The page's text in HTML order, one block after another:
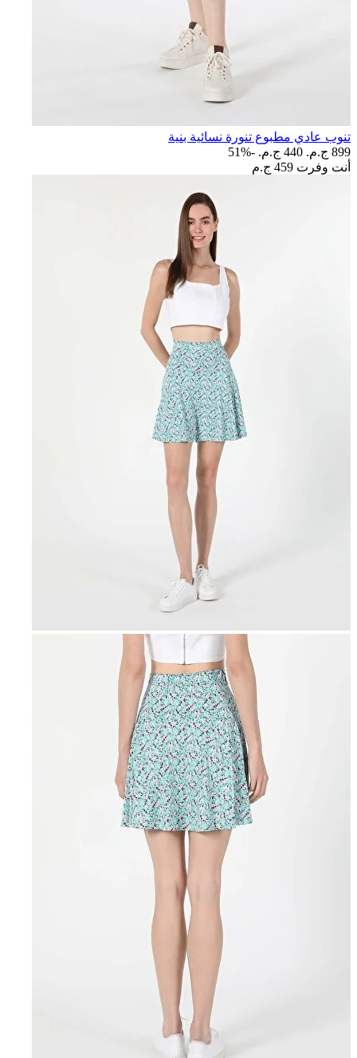
تنوب عادي مطبوع تنورة نسائية بنية
899 ج.م.‏
440 ج.م.‏
-51%
أنت وفرت 459 ج.م